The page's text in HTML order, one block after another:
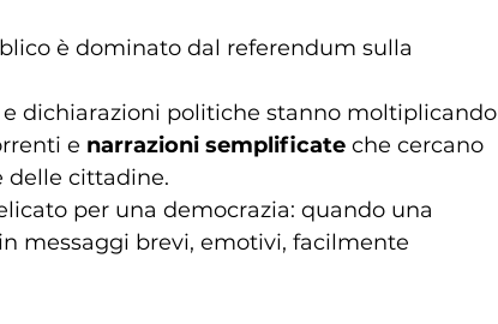
è dominato dal referendum sulla
dichiarazioni politiche stanno moltiplicando
e narrazioni semplificate che cercano
delle cittadine.
per una democrazia: quando una
messaggi brevi, emotivi, facilmente